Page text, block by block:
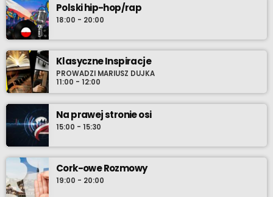
Polski hip-hop/rap
18:00 - 20:00
Klasyczne Inspiracje
PROWADZI MARIUSZ DUJKA
11:00 - 12:00
Na prawej stronie osi
15:00 - 15:30
Cork-owe Rozmowy
19:00 - 20:00